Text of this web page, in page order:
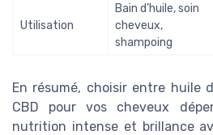
Utilisation
Bain d’huile, soin
cheveux,
shampoing
En résumé, choisir entre huile
CBD pour vos cheveux
nutrition intense et brillance